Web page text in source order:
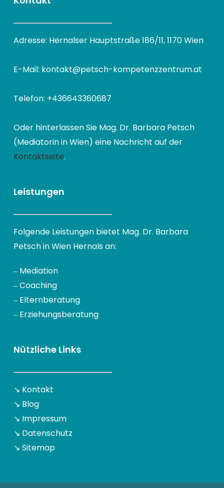
Adresse: Hernalser Hauptstraße 186/11, 1170 Wien
E-Mail: kontakt@petsch-kompetenzzentrum.at
Telefon: +436643360687
Oder hinterlassen Sie Mag. Dr. Barbara Petsch
(Mediatorin in Wien) eine Nachricht auf der
Kontaktseite.
Leistungen
Folgende Leistungen bietet Mag. Dr. Barbara
Petsch in Wien Hernals an:
‒ Mediation
‒Coaching
‒ Elternberatung
‒ Erziehungsberatung
Nützliche Links
↘ Kontakt
↘ Blog
↘ Impressum
↘ Datenschutz
↘ Sitemap